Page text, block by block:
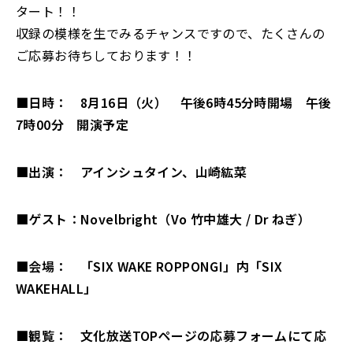
タート！！
収録の模様を生でみるチャンスですので、たくさんの
ご応募お待ちしております！！
■日時： 8月16日（火） 午後6時45分時開場 午後
7時00分 開演予定
■出演： アインシュタイン、山崎紘菜
■ゲスト： Novelbright（Vo竹中雄大 / Dr ねぎ）
■会場： 「SIX WAKE ROPPONGI」内「SIX
WAKEHALL」
■観覧： 文化放送TOPページの応募フォームにて応